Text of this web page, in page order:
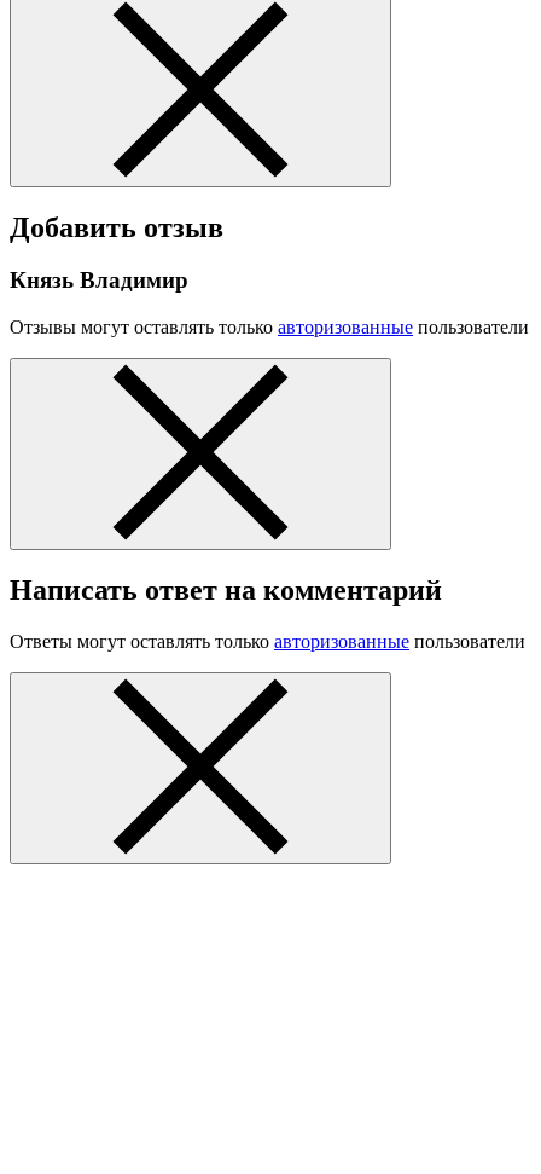
Добавить отзыв
Князь Владимир
Отзывы могут оставлять только авторизованные пользователи
Написать ответ на комментарий
Ответы могут оставлять только авторизованные пользователи